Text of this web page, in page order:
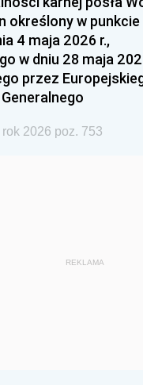
1986
1983
1980
1977
1974
1959
określony w
4 maja 2026 r.,
w dniu 28 maja
przez
2026 poz. 753
REKLAMA